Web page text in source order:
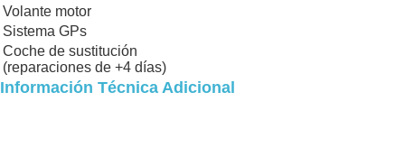
Volante motor
Sistema GPs
Coche de sustitución
(reparaciones de +4 días)
Información Técnica Adicional